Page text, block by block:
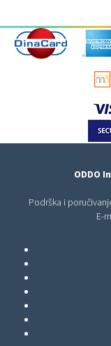
ODDO
Podrška i
E-